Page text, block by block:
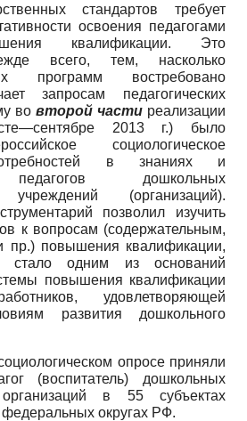
стандартов требует
освоения педагогами
квалификации. Это
всего, тем, насколько
программ востребовано
запросам педагогических
во второй части реализации
2013 г.) было
социологическое
в знаниях и
педагогов дошкольных
учреждений (организаций).
позволил изучить
к вопросам (содержательным,
пр.) повышения квалификации,
стало одним из оснований
повышения квалификации
удовлетворяющей
развития дошкольного
опросе приняли
(воспитатель) дошкольных
организаций в 55 субъектах
округах РФ.